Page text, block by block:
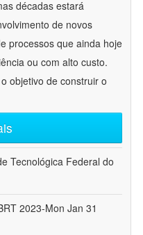
décadas estará
de novos
processos que ainda hoje
ou com alto custo.
objetivo de construir o
Tecnológica Federal do
2023-Mon Jan 31